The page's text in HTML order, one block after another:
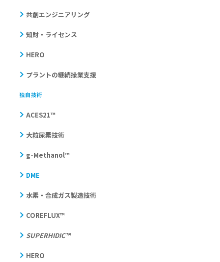
共創エンジニアリング
知財・ライセンス
HERO
プラントの継続操業支援
独自技術
ACES21™
大粒尿素技術
g-Methanol™
DME
水素・合成ガス製造技術
COREFLUX™
SUPERHIDIC™
HERO